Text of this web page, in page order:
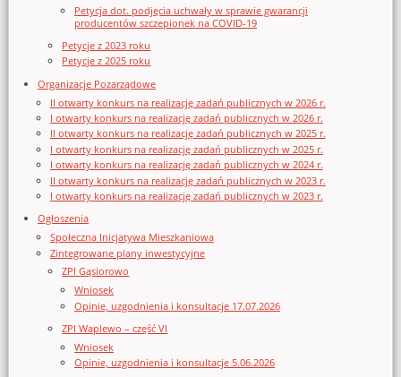
Petycja dot. podjęcia uchwały w sprawie gwarancji
producentów szczepionek na COVID-19
Petycje z 2023 roku
Petycje z 2025 roku
Organizacje Pozarządowe
II otwarty konkurs na realizację zadań publicznych w 2026 r.
I otwarty konkurs na realizację zadań publicznych w 2026 r.
II otwarty konkurs na realizację zadań publicznych w 2025 r.
I otwarty konkurs na realizację zadań publicznych w 2025 r.
I otwarty konkurs na realizację zadań publicznych w 2024 r.
II otwarty konkurs na realizację zadań publicznych w 2023 r.
I otwarty konkurs na realizację zadań publicznych w 2023 r.
Ogłoszenia
Społeczna Inicjatywa Mieszkaniowa
Zintegrowane plany inwestycyjne
ZPI Gąsiorowo
Wniosek
Opinie, uzgodnienia i konsultacje 17.07.2026
ZPI Waplewo – część VI
Wniosek
Opinie, uzgodnienia i konsultacje 5.06.2026